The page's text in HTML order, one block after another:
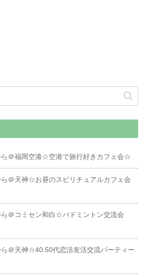
＠福岡空港☆空港で旅行好きカフェ会☆
＠天神☆お昼のスピリチュアルカフェ会
＠コミセン和白☆バドミントン交流会
＠天神☆40.50代恋活友活交流パーティー